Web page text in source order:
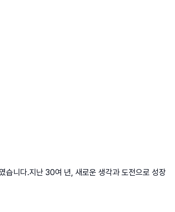
습니다.지난 30여 년, 새로운 생각과 도전으로 성장